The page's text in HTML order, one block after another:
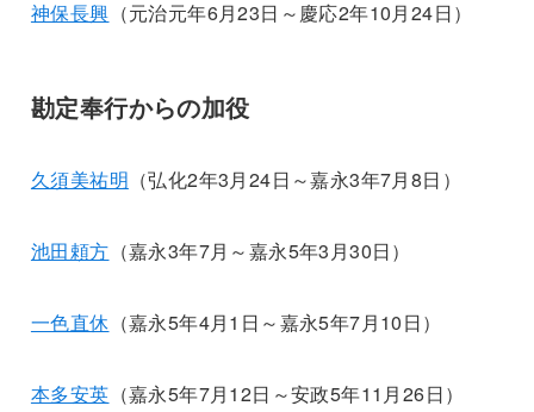
神保長興 （元治元年6月23日～慶応2年10月24日）
勘定奉行からの加役
久須美祐明 （弘化2年3月24日～嘉永3年7月8日）
池田頼方 （嘉永3年7月～嘉永5年3月30日）
一色直休 （嘉永5年4月1日～嘉永5年7月10日）
本多安英 （嘉永5年7月12日～安政5年11月26日）